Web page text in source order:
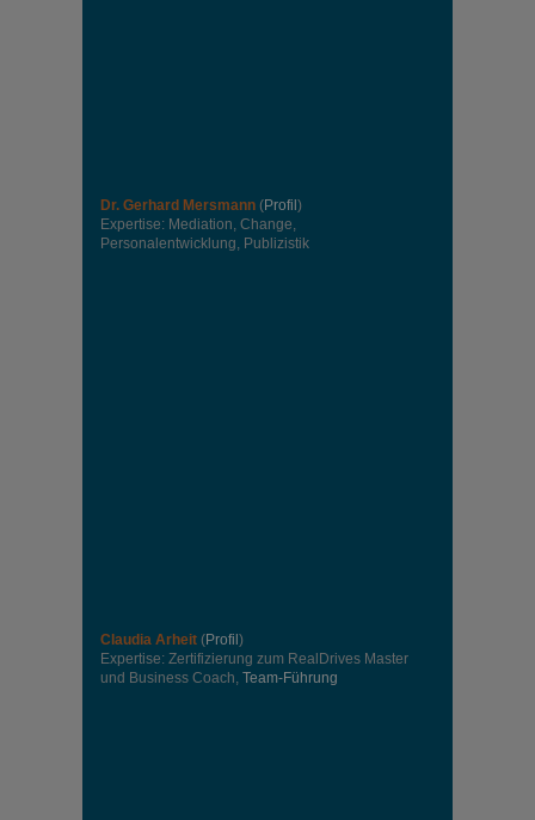
Dr. Gerhard Mersmann (Profil )
Expertise: Mediation, Change,
Personalentwicklung, Publizistik
Claudia Arheit (Profil )
Expertise: Zertifizierung zum RealDrives Master
und Business Coach, Team-Führung